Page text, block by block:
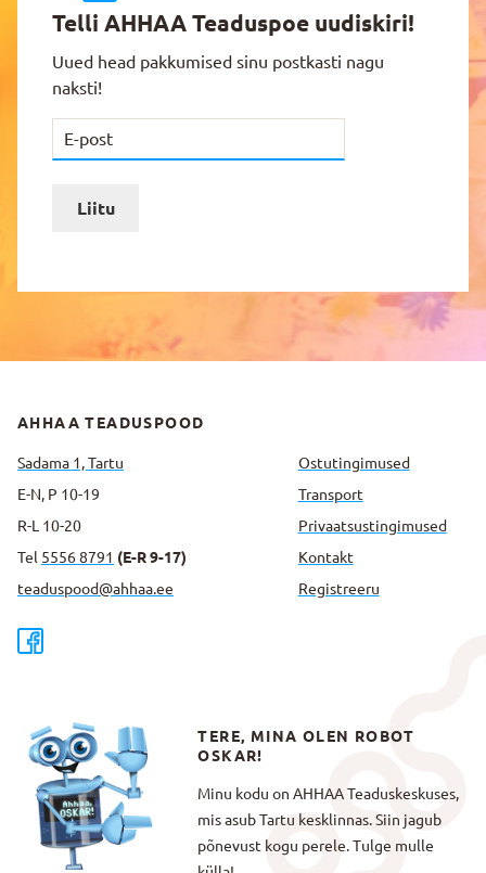
Telli AHHAA Teaduspoe uudiskiri!
Uued head pakkumised sinu postkasti nagu
naksti!
Liitu
AHHAA TEADUSPOOD
Sadama 1, Tartu
E-N, P 10-19
R-L 10-20
Tel 5556 8791 (E-R 9-17)
teaduspood@ahhaa.ee
Ostutingimused
Transport
Privaatsus­tingimused
Kontakt
Registreeru
TERE, MINA OLEN ROBOT
OSKAR!
Minu kodu on AHHAA Teaduskeskuses,
mis asub Tartu kesklinnas. Siin jagub
põnevust kogu perele. Tulge mulle